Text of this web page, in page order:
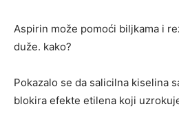
Aspirin može pomoći biljkama i
duže. kako?
Pokazalo se da salicilna kiselina
blokira efekte etilena koji